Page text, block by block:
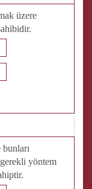
üzere
yöntem